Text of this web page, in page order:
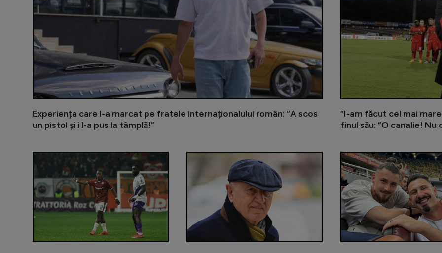
Experiența care l-a marcat pe fratele internaționalului român: ”A scos
un pistol și i l-a pus la tâmplă!”
”I-am făcut cel mai
finul său: ”O canalie!
Kader Keita a scăpat de